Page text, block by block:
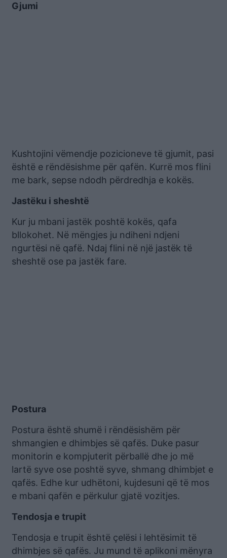
Gjumi
Kushtojini vëmendje pozicioneve të gjumit, pasi
është e rëndësishme për qafën. Kurrë mos flini
me bark, sepse ndodh përdredhja e kokës.
Jastëku i sheshtë
Kur ju mbani jastëk poshtë kokës, qafa
bllokohet. Në mëngjes ju ndiheni ndjeni
ngurtësi në qafë. Ndaj flini në një jastëk të
sheshtë ose pa jastëk fare.
Postura
Postura është shumë i rëndësishëm për
shmangien e dhimbjes së qafës. Duke pasur
monitorin e kompjuterit përballë dhe jo më
lartë syve ose poshtë syve, shmang dhimbjet e
qafës. Edhe kur udhëtoni, kujdesuni që të mos
e mbani qafën e përkulur gjatë vozitjes.
Tendosja e trupit
Tendosja e trupit është çelësi i lehtësimit të
dhimbjes së qafës. Ju mund të aplikoni mënyra